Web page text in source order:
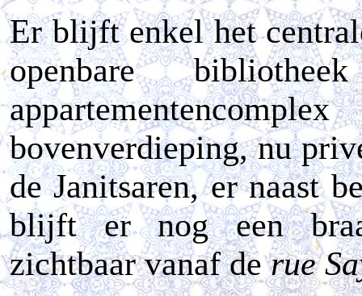
Er blijft enkel het
openbare
bovenverdieping, nu
de Janitsaren, er naast
blijft er nog een
zichtbaar vanaf derue